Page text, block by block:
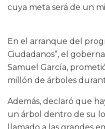
cuya meta será de un
En el arranque del
Ciudadanos”, el
Samuel García,
millón de árboles
Además, declaró que
un árbol dentro de su